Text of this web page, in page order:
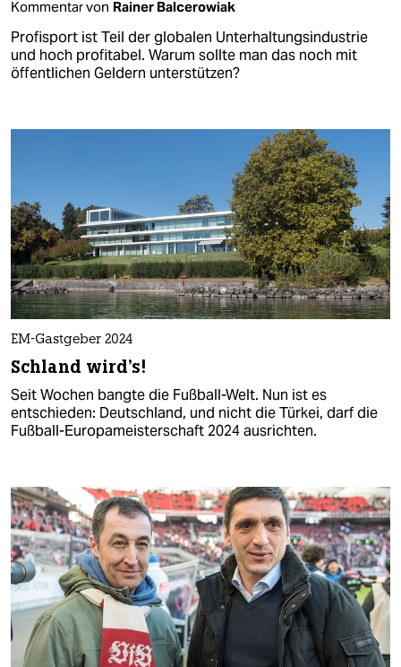
Kommentar von Rainer Balcerowiak
Profisport ist Teil der globalen Unterhaltungsindustrie
und hoch profitabel. Warum sollte man das noch mit
öffentlichen Geldern unterstützen?
EM-Gastgeber 2024
Schland wird's!
Seit Wochen bangte die Fußball-Welt. Nun ist es
entschieden: Deutschland, und nicht die Türkei, darf die
Fußball-Europameisterschaft 2024 ausrichten.